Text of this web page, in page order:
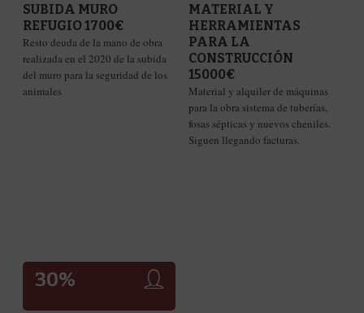
SUBIDA MURO
REFUGIO 1700€
Resto deuda de la mano de obra
realizada en el 2020 de la subida
del muro para la seguridad de los
animales
MATERIAL Y
HERRAMIENTAS
PARA LA
CONSTRUCCIÓN
15000€
Material y alquiler de máquinas
para la obra sistema de tuberías,
fosas sépticas y nuevos cheniles.
Siguen llegando facturas.
30%